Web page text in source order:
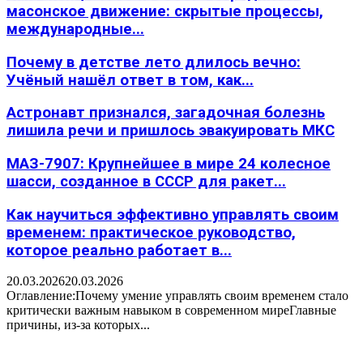
масонское движение: скрытые процессы,
международные...
Почему в детстве лето длилось вечно:
Учёный нашёл ответ в том, как...
Астронавт признался, загадочная болезнь
лишила речи и пришлось эвакуировать МКС
МАЗ-7907: Крупнейшее в мире 24 колесное
шасси, созданное в СССР для ракет...
Как научиться эффективно управлять своим
временем: практическое руководство,
которое реально работает в...
20.03.202620.03.2026
Оглавление:Почему умение управлять своим временем стало
критически важным навыком в современном миреГлавные
причины, из-за которых...